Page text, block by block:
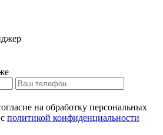
на обработку персональных
политикой конфиденциальности